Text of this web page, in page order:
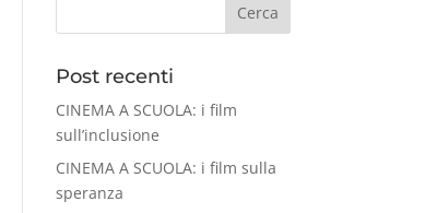
Cerca
Post recenti
CINEMA A SCUOLA: i film
sull’inclusione
CINEMA A SCUOLA: i film sulla
speranza